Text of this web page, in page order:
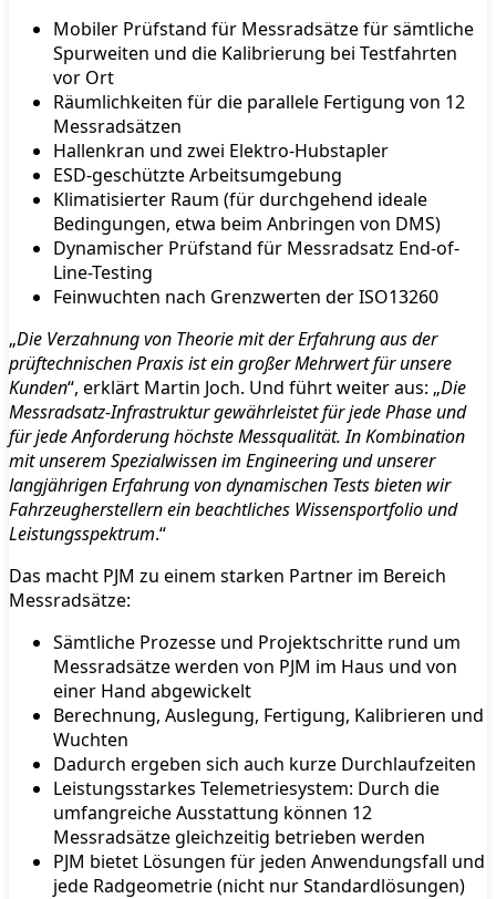
Mobiler Prüfstand für Messradsätze für sämtliche
Spurweiten und die Kalibrierung bei Testfahrten
vor Ort
Räumlichkeiten für die parallele Fertigung von 12
Messradsätzen
Hallenkran und zwei Elektro-Hubstapler
ESD-geschützte Arbeitsumgebung
Klimatisierter Raum (für durchgehend ideale
Bedingungen, etwa beim Anbringen von DMS)
Dynamischer Prüfstand für Messradsatz End-of-
Line-Testing
Feinwuchten nach Grenzwerten der ISO13260
„Die Verzahnung von Theorie mit der Erfahrung aus der
prüftechnischen Praxis ist ein großer Mehrwert für unsere
Kunden“, erklärt Martin Joch. Und führt weiter aus: „Die
Messradsatz-Infrastruktur gewährleistet für jede Phase und
für jede Anforderung höchste Messqualität. In Kombination
mit unserem Spezialwissen im Engineering und unserer
langjährigen Erfahrung von dynamischen Tests bieten wir
Fahrzeugherstellern ein beachtliches Wissensportfolio und
Leistungsspektrum.“
Das macht PJM zu einem starken Partner im Bereich
Messradsätze:
Sämtliche Prozesse und Projektschritte rund um
Messradsätze werden von PJM im Haus und von
einer Hand abgewickelt
Berechnung, Auslegung, Fertigung, Kalibrieren und
Wuchten
Dadurch ergeben sich auch kurze Durchlaufzeiten
Leistungsstarkes Telemetriesystem: Durch die
umfangreiche Ausstattung können 12
Messradsätze gleichzeitig betrieben werden
PJM bietet Lösungen für jeden Anwendungsfall und
jede Radgeometrie (nicht nur Standardlösungen)